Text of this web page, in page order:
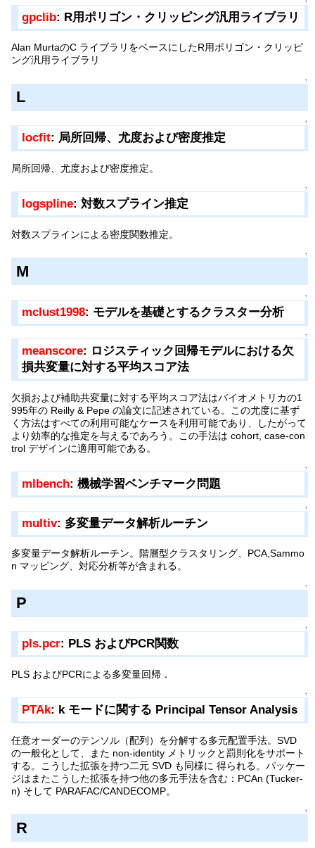
gpclib: R用ポリゴン・クリッピング汎用ライブラリ
Alan MurtaのC ライブラリをベースにしたR用ポリゴン・クリッピ
ング汎用ライブラリ
↑
L
↑
locfit: 局所回帰、尤度および密度推定
局所回帰、尤度および密度推定。
↑
logspline: 対数スプライン推定
対数スプラインによる密度関数推定。
↑
M
↑
mclust1998: モデルを基礎とするクラスター分析
↑
meanscore: ロジスティック回帰モデルにおける欠
損共変量に対する平均スコア法
欠損および補助共変量に対する平均スコア法はバイオメトリカの1
995年の Reilly & Pepe の論文に記述されている。この尤度に基ず
く方法はすべての利用可能なケースを利用可能であり、したがって
より効率的な推定を与えるであろう。この手法は cohort, case-con
trol デザインに適用可能である。
↑
mlbench: 機械学習ベンチマーク問題
↑
multiv: 多変量データ解析ルーチン
多変量データ解析ルーチン。階層型クラスタリング、PCA,Sammo
n マッピング、対応分析等が含まれる。
↑
P
↑
pls.pcr: PLS およびPCR関数
PLS およびPCRによる多変量回帰．
↑
PTAk: k モードに関する Principal Tensor Analysis
任意オーダーのテンソル（配列）を分解する多元配置手法。SVD
の一般化として、また non-identity メトリックと罰則化をサポート
する。こうした拡張を持つ二元 SVD も同様に 得られる。パッケー
ジはまたこうした拡張を持つ他の多元手法を含む：PCAn (Tucker-
n) そして PARAFAC/CANDECOMP。
↑
R